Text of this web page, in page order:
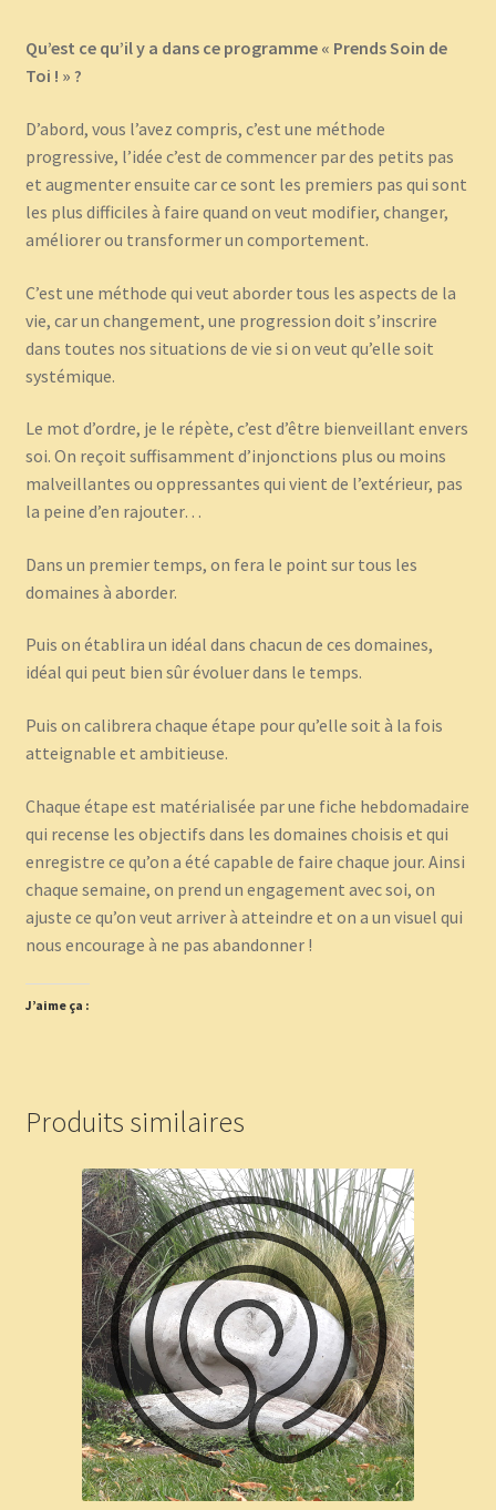
Qu’est ce qu’il y a dans ce programme « Prends Soin de
Toi ! » ?
D’abord, vous l’avez compris, c’est une méthode
progressive, l’idée c’est de commencer par des petits pas
et augmenter ensuite car ce sont les premiers pas qui sont
les plus difficiles à faire quand on veut modifier, changer,
améliorer ou transformer un comportement.
C’est une méthode qui veut aborder tous les aspects de la
vie, car un changement, une progression doit s’inscrire
dans toutes nos situations de vie si on veut qu’elle soit
systémique.
Le mot d’ordre, je le répète, c’est d’être bienveillant envers
soi. On reçoit suffisamment d’injonctions plus ou moins
malveillantes ou oppressantes qui vient de l’extérieur, pas
la peine d’en rajouter…
Dans un premier temps, on fera le point sur tous les
domaines à aborder.
Puis on établira un idéal dans chacun de ces domaines,
idéal qui peut bien sûr évoluer dans le temps.
Puis on calibrera chaque étape pour qu’elle soit à la fois
atteignable et ambitieuse.
Chaque étape est matérialisée par une fiche hebdomadaire
qui recense les objectifs dans les domaines choisis et qui
enregistre ce qu’on a été capable de faire chaque jour. Ainsi
chaque semaine, on prend un engagement avec soi, on
ajuste ce qu’on veut arriver à atteindre et on a un visuel qui
nous encourage à ne pas abandonner !
J’aime ça :
Produits similaires